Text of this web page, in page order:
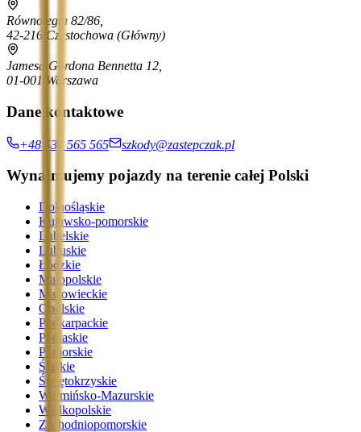
Równoległa 82/86,
42-216 Częstochowa (Główny)
Jamesa Gordona Bennetta 12,
01-001 Warszawa
Dane kontaktowe
+48 536 565 565 szkody@zastepczak.pl
Wynajmujemy pojazdy na terenie całej Polski
Dolnośląskie
Kujawsko-pomorskie
Lubelskie
Lubuskie
Łódzkie
Małopolskie
Mazowieckie
Opolskie
Podkarpackie
Podlaskie
Pomorskie
Śląskie
Świętokrzyskie
Warmińsko-Mazurskie
Wielkopolskie
Zachodniopomorskie